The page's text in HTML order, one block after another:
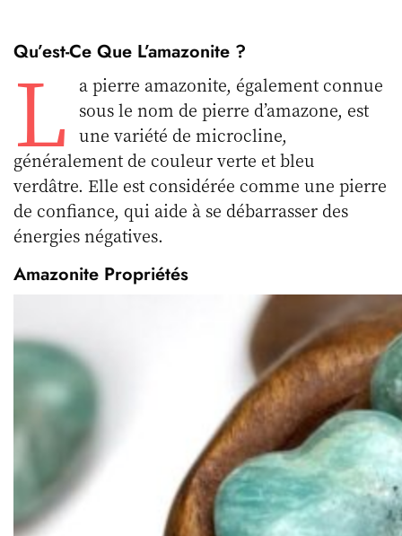
Qu’est-Ce Que L’amazonite ?
L
a pierre amazonite, également connue
sous le nom de pierre d’amazone, est
une variété de microcline,
généralement de couleur verte et bleu
verdâtre. Elle est considérée comme une pierre
de confiance, qui aide à se débarrasser des
énergies négatives.
Amazonite Propriétés